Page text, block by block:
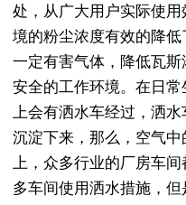
处，从广大用户实际使
境的粉尘浓度有效的降
一定有害气体，降低瓦斯
安全的工作环境。在日
上会有洒水车经过，洒
沉淀下来，那么，空气
上，众多行业的厂房车
多车间使用洒水措施，